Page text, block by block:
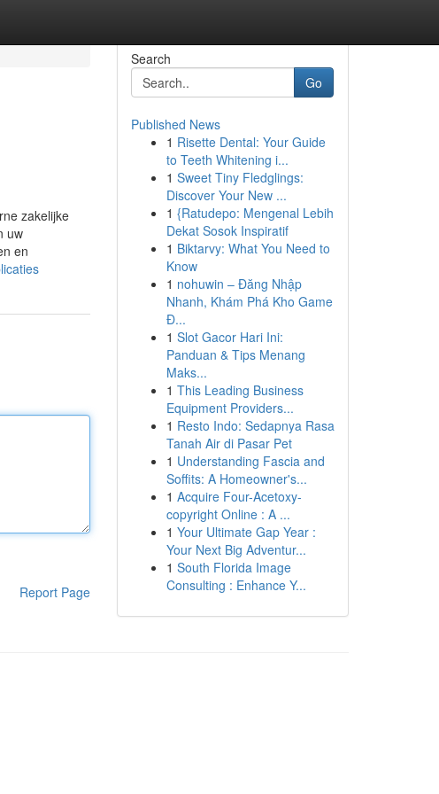
zakelijke
uw
en
Report Page
Search
Go
Published News
1 Risette Dental: Your Guide
to Teeth Whitening i...
1 Sweet Tiny Fledglings:
Discover Your New ...
1 {Ratudepo: Mengenal Lebih
Dekat Sosok Inspiratif
1 Biktarvy: What You Need to
Know
1 nohuwin – Đăng Nhập
Nhanh, Khám Phá Kho Game
Đ...
1 Slot Gacor Hari Ini:
Panduan & Tips Menang
Maks...
1 This Leading Business
Equipment Providers...
1 Resto Indo: Sedapnya Rasa
Tanah Air di Pasar Pet
1 Understanding Fascia and
Soffits: A Homeowner's...
1 Acquire Four-Acetoxy-
copyright Online : A ...
1 Your Ultimate Gap Year :
Your Next Big Adventur...
1 South Florida Image
Consulting : Enhance Y...